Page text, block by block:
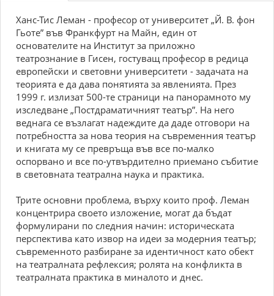
Ханс-Тис Леман - професор от университет „Й. В. фон
Гьоте” във Франкфурт на Майн, един от
основателите на Институт за приложно
театрознание в Гисен, гостуващ професор в редица
европейски и световни университети - задачата на
теорията е да дава понятията за явленията. През
1999 г. излизат 500-те страници на панорамното му
изследване „Постдраматичният театър”. На него
веднага се възлагат надеждите да даде отговори на
потребността за нова теория на съвременния театър
и книгата му се превръща във все по-малко
оспорвано и все по-утвърдително приемано събитие
в световната театрална наука и практика.
Трите основни проблема, върху които проф. Леман
концентрира своето изложение, могат да бъдат
формулирани по следния начин: историческата
перспектива като извор на идеи за модерния театър;
съвременното разбиране за идентичност като обект
на театралната рефлексия; ролята на конфликта в
театралната практика в миналото и днес.